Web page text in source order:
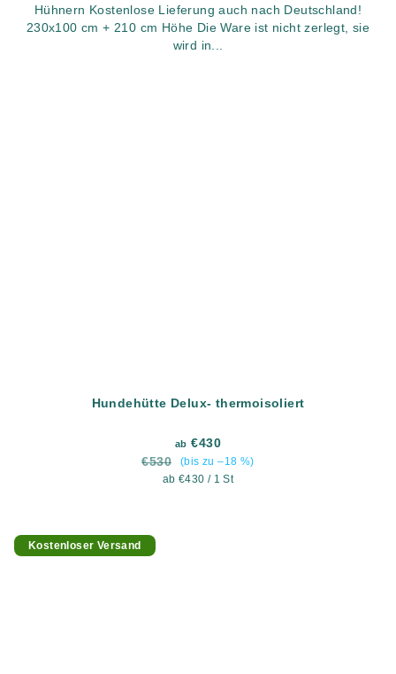
Hühnern Kostenlose Lieferung auch nach Deutschland!
230x100 cm + 210 cm Höhe Die Ware ist nicht zerlegt, sie
wird in...
Hundehütte Delux- thermoisoliert
ab €430
€530
(bis zu –18 %)
Verkaufspreis:
ab €430 / 1 St
Kostenloser Versand